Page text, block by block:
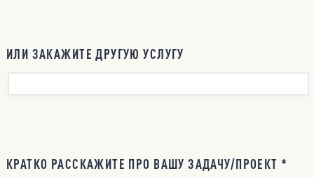
ИЛИ ЗАКАЖИТЕ ДРУГУЮ УСЛУГУ
КРАТКО РАССКАЖИТЕ ПРО ВАШУ ЗАДАЧУ/ПРОЕКТ *